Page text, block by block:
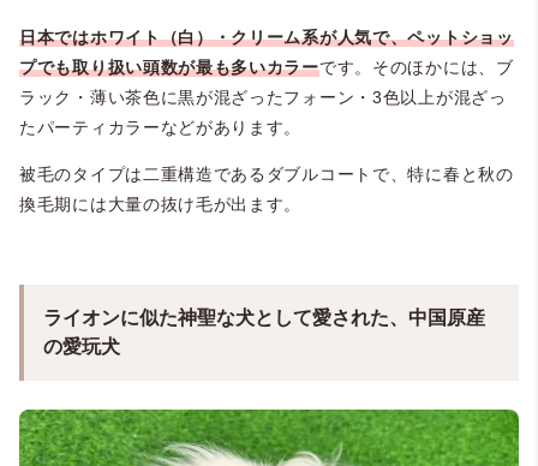
日本ではホワイト（白）・クリーム系が人気で、ペットショッ
プでも取り扱い頭数が最も多いカラーです。そのほかには、ブ
ラック・薄い茶色に黒が混ざったフォーン・3色以上が混ざっ
たパーティカラーなどがあります。
被毛のタイプは二重構造であるダブルコートで、特に春と秋の
換毛期には大量の抜け毛が出ます。
ライオンに似た神聖な犬として愛された、中国原産
の愛玩犬